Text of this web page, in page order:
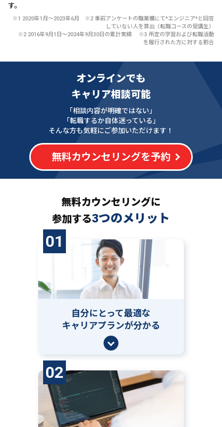
す。
※1 2020年1月〜2023年6月 ※2 事前アンケートの職業欄にて*エンジニア*と回答
していない人を算出（転職コースの受講生）
※2 2016年9月1日〜2024年9月30日の累計実績 ※3 所定の学習および転職活動
を履行された方に対する割合
オンラインでも
キャリア相談可能
「相談内容が明確ではない」
「転職するか自体迷っている」
そんな方も気軽にご参加いただけます！
無料カウンセリングを予約
無料カウンセリングに
参加する3つのメリット
01
自分にとって最適な
キャリアプランが分かる
02